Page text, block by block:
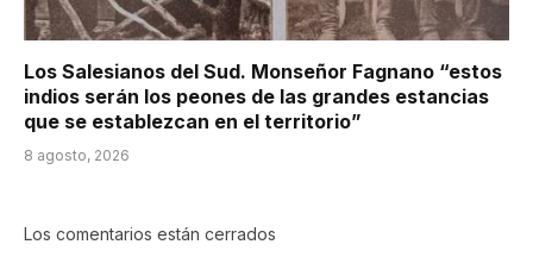
Los Salesianos del Sud. Monseñor Fagnano “estos
indios serán los peones de las grandes estancias
que se establezcan en el territorio”
8 agosto, 2026
Los comentarios están cerrados